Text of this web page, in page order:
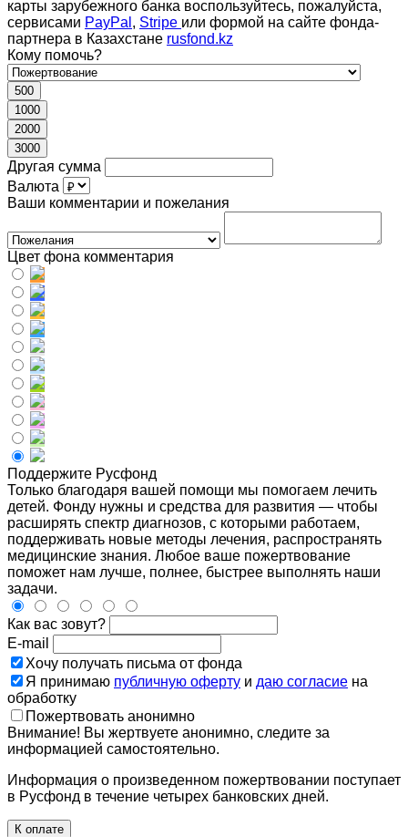
карты зарубежного банка воспользуйтесь, пожалуйста,
сервисами PayPal , Stripe или формой на сайте фонда-
партнера в Казахстане rusfond.kz
Кому помочь?
500
1000
2000
3000
Другая сумма
Валюта
Ваши комментарии и пожелания
Цвет фона комментария
Поддержите Русфонд
Только благодаря вашей помощи мы помогаем лечить
детей. Фонду нужны и средства для развития — чтобы
расширять спектр диагнозов, с которыми работаем,
поддерживать новые методы лечения, распространять
медицинские знания. Любое ваше пожертвование
поможет нам лучше, полнее, быстрее выполнять наши
задачи.
Как вас зовут?
E-mail
Хочу получать письма от фонда
Я принимаю публичную оферту и даю согласие на
обработку
Пожертвовать анонимно
Внимание! Вы жертвуете анонимно, следите за
информацией самостоятельно.
Информация о произведенном пожертвовании поступает
в Русфонд в течение четырех банковских дней.
К оплате